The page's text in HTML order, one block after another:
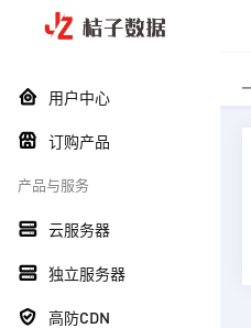
用户中心
订购产品
产品与服务
云服务器
独立服务器
高防CDN